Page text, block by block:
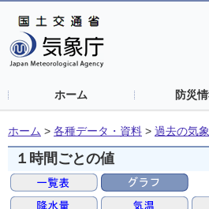
ホーム 防災
ホーム > 各種データ・資料 > 過去の気
１時間ごとの値